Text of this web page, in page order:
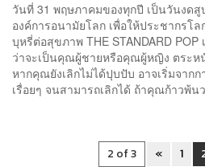
วันที่ 31 พฤษภาคมของทุกปี เป็นวันงด
องค์การอนามัยโลก เพื่อให้ประชากรโ
บุหรี่ต่อสุขภาพ THE STANDARD
ว่าจะเป็นคุณผู้ชายหรือคุณผู้หญิง ตระห
หากคุณยังเลิกไม่ได้ปุบปับ อาจเริ่มจาก
เรื่อยๆ จนสามารถเลิกได้ ถ้าคุณก้าวพ้น
2 of 3 « 1